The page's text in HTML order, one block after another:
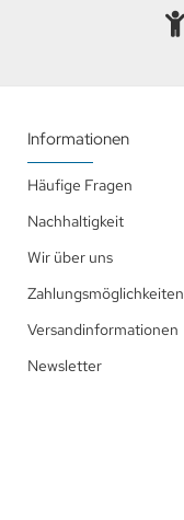
Informationen
Häufige Fragen
Nachhaltigkeit
Wir über uns
Zahlungsmöglichkeiten
Versandinformationen
Newsletter